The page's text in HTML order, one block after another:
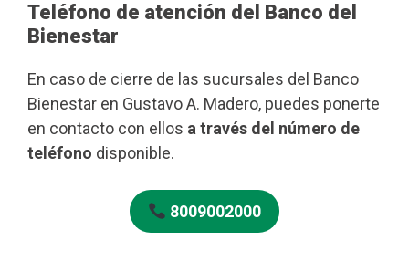
Teléfono de atención del Banco del
Bienestar
En caso de cierre de las sucursales del Banco
Bienestar en Gustavo A. Madero, puedes ponerte
en contacto con ellos a través del número de
teléfono disponible.
8009002000